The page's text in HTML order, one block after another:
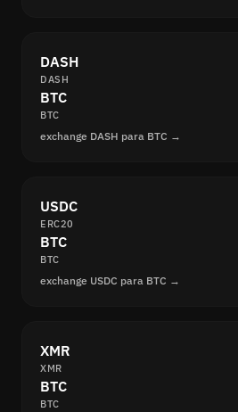
DASH
DASH
BTC
BTC
exchange DASH para BTC →
USDC
ERC20
BTC
BTC
exchange USDC para BTC →
XMR
XMR
BTC
BTC